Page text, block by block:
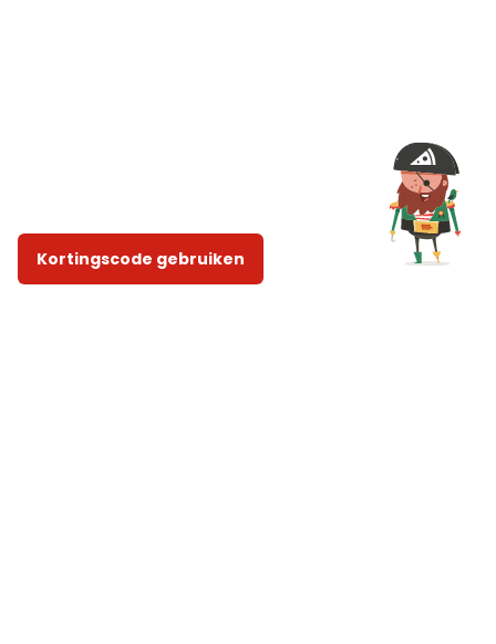
Kortingscode gebruiken